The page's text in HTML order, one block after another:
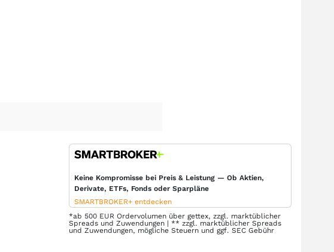
Keine Kompromisse bei Preis & Leistung — Ob Aktien,
Derivate, ETFs, Fonds oder Sparpläne
SMARTBROKER+ entdecken
*ab 500 EUR Ordervolumen über gettex, zzgl. marktüblicher
Spreads und Zuwendungen | ** zzgl. marktüblicher Spreads
und Zuwendungen, mögliche Steuern und ggf. SEC Gebühr